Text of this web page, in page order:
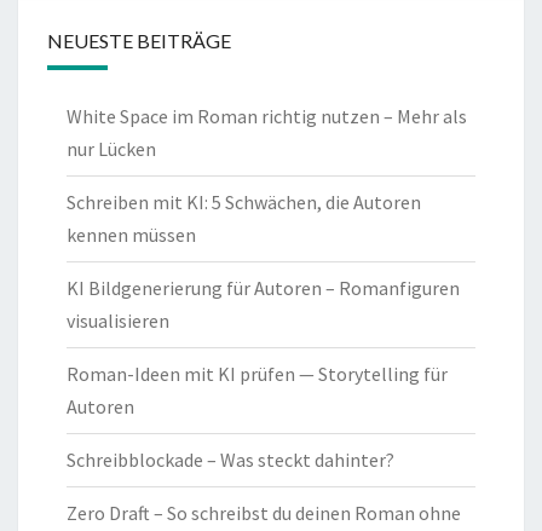
NEUESTE BEITRÄGE
White Space im Roman richtig nutzen – Mehr als
nur Lücken
Schreiben mit KI: 5 Schwächen, die Autoren
kennen müssen
KI Bildgenerierung für Autoren – Romanfiguren
visualisieren
Roman-Ideen mit KI prüfen — Storytelling für
Autoren
Schreibblockade – Was steckt dahinter?
Zero Draft – So schreibst du deinen Roman ohne